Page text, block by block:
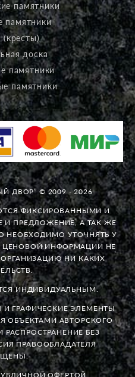
памятники
памятники
(кресты)
доска
памятники
памятники
ДВОР” © 2009 - 2026
ФИКСИРОВАННЫМИ И
И ПРЕДЛОЖЕНИЕ, А ТАК ЖЕ
НЕОБХОДИМО УТОЧНЯТЬ У
ЦЕНОВОЙ ИНФОРМАЦИИ НЕ
НИ КАКИХ
ИНДИВИДУАЛЬНЫМ.
И ГРАФИЧЕСКИЕ ЭЛЕМЕНТЫ
ОБЪЕКТАМИ АВТОРСКОГО
БЕЗ
ПРАВООБЛАДАТЕЛЯ
ОФЕРТОЙ.